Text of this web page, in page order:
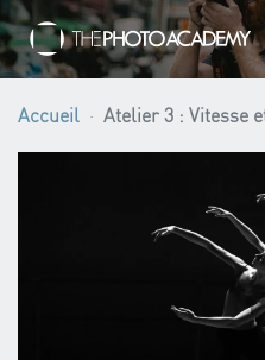
Offrir une
Accueil Atelier 3 : Vitesse